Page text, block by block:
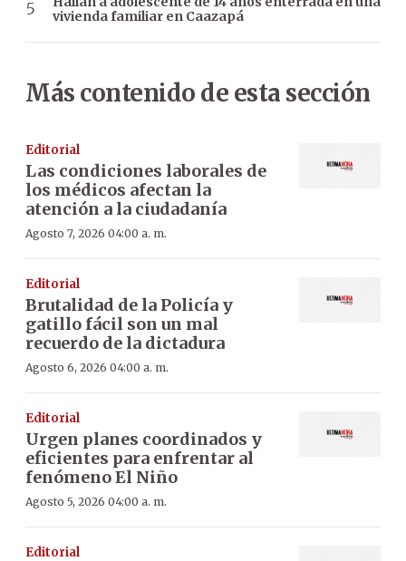
vivienda familiar en Caazapá
Más contenido de esta sección
Editorial
Las condiciones laborales de
los médicos afectan la
atención a la ciudadanía
Agosto 7, 2026 04:00 a. m.
Editorial
Brutalidad de la Policía y
gatillo fácil son un mal
recuerdo de la dictadura
Agosto 6, 2026 04:00 a. m.
Editorial
Urgen planes coordinados y
eficientes para enfrentar al
fenómeno El Niño
Agosto 5, 2026 04:00 a. m.
Editorial